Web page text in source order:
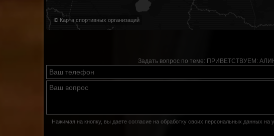
© Карта спортивных организаций
Задать вопрос по теме: ПРИВЕТСТВУЕМ:
Нажимая на кнопку, вы даете согласие на обработку своих персональных данных на